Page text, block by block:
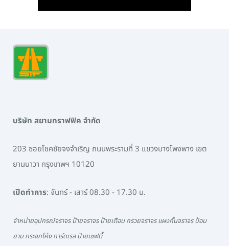
บริษัท สยามทราฟฟิค จำกัด
203 ซอยโชคชัยจงจำเริญ ถนนพระรามที่ 3 แขวงบางโพงพาง เขต
ยานนาวา กรุงเทพฯ 10120
เปิดทำการ: จันทร์ - เสาร์ 08.30 - 17.30 น.
จำหน่ายอุปกรณ์จราจร ป้ายจราจร ป้ายเตือน กรวยจราจร แผงกั้นจราจร ป้อม
ยาม กระจกโค้ง การ์ดเรล ป้ายเซฟตี้